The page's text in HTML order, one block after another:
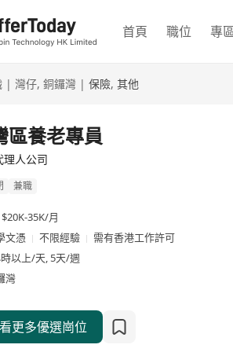
首頁 職位 專
| 灣仔, 銅鑼灣 | 保險, 其他
區養老專員
理人公司
兼職
35K/月
文憑
不限經驗
需有香港工作許可
以上/天, 5天/週
灣
更多優選崗位